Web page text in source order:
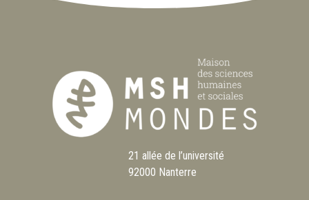
21 allée de l’université
92000 Nanterre